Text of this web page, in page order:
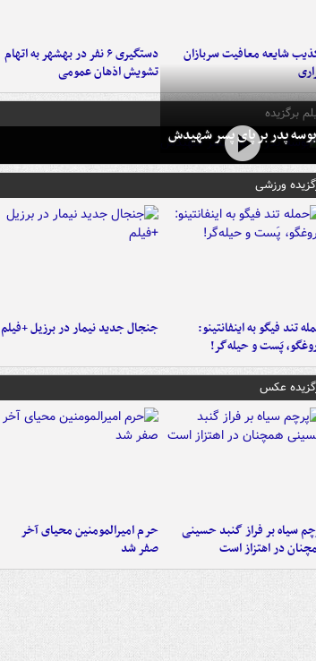
شایعه معافیت سربازان
دستگیری ۶ نفر در بهشهر به اتهام
تشویش اذهان عمومی
برگزیده
بوسه‌ پدر بر پای پسر شهیدش
ورزشی
تند فیگو به اینفانتینو:
پَست‌ و حیله‌گر!
جنجال جدید نیمار در برزیل +فیلم
عکس
سیاه بر فراز گنبد حسینی
در اهتزاز است
حرم امیرالمومنین محیای آخر
صفر شد